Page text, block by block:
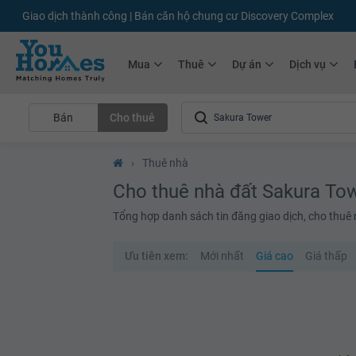
+75.000Tin đăng mới hàng tháng +10.000Thành viên
Mua Thuê Dự án Dịch vụ
Bán Cho thuê
› Thuê nhà
Cho thuê nhà đất Sakura
Tổng hợp danh sách tin đăng giao dịch, cho
Ưu tiên xem: Mới nhất Giá cao Giá thấp